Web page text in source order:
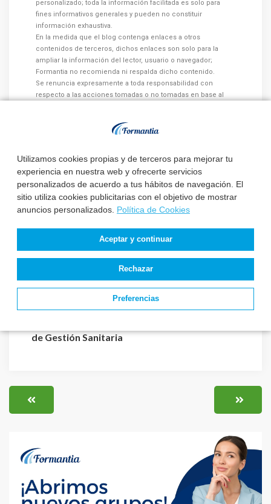
Utilizamos cookies propias y de terceros para mejorar tu
experiencia en nuestra web y ofrecerte servicios
personalizados de acuerdo a tus hábitos de navegación. El
sitio utiliza cookies publicitarias con el objetivo de mostrar
anuncios personalizados. Política de Cookies
Aceptar y continuar
Rechazar
Preferencias
personalizado; toda la información facilitada es solo para
fines informativos generales y pueden no constituir
información exhaustiva.
En la medida que el blog contenga enlaces a otros
contenidos de terceros, dichos enlaces son solo para la
ampliar la información del lector, usuario o navegador;
Formantia no recomienda ni respalda dicho contenido.
Se renuncia expresamente a toda responsabilidad con
respecto a las acciones tomadas o no tomadas en base al
Otros artículos que te pueden
interesar:
El Servicio Aragonés
relación de aspiran...
La Diputación
Provincial de
Valladolid convoca 3
plazas de E...
de Gestión Sanitaria